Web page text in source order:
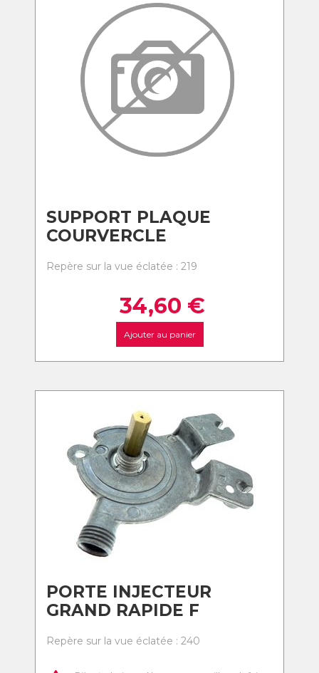
SUPPORT PLAQUE
COURVERCLE
Repère sur la vue éclatée : 219
34,60 €
Ajouter au panier
PORTE INJECTEUR
GRAND RAPIDE F
Repère sur la vue éclatée : 240